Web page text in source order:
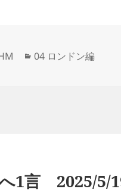
カ
04 ロンドン編
1言 2025/5/